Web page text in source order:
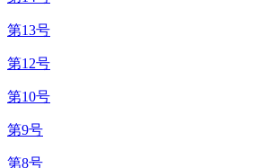
第13号
第12号
第10号
第9号
第8号